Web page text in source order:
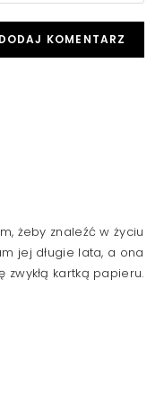
żeby znaleźć w życiu
jej długie lata, a ona
zwykłą kartką papieru.